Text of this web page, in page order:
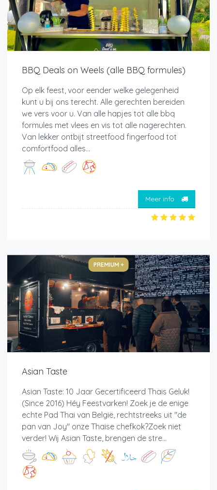
BBQ Deals on Weels (alle BBQ formules)
Op elk feest, voor eender welke gelegenheid
kunt u bij ons terecht. Alle gerechten bereiden
we vers voor u. Van alle hapjes tot alle bbq
formules met vlees en vis tot alle nagerechten.
Van lekker ontbijt streetfood fingerfood tot
comfortfood alles...
Meer info
PREMIUM +
Asian Taste
Asian Taste: 10 Jaar Gecertificeerd Thais Geluk!
(Since 2016) Héy Feestvarken! Zoek je de enige
echte Pad Thai van België, rechtstreeks uit "de
pan van Joy" onze Thaise chefkok?Zoek niet
verder! Wij Asian Taste, brengen de stre...